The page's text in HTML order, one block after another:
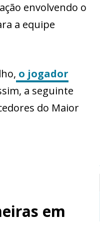
envolvendo o
a equipe
o jogador
a seguinte
do Maior
em